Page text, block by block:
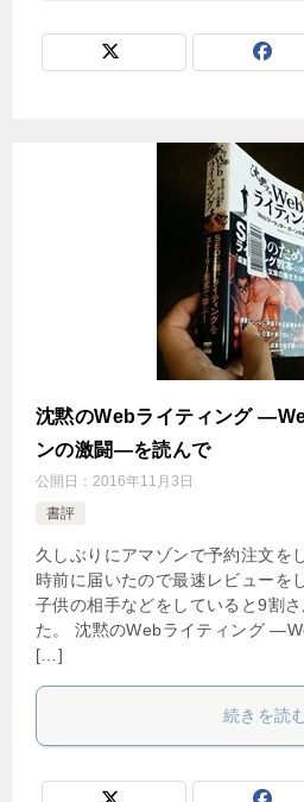
沈黙のWebライティング
ンの激闘—を読んで
公開日： 2016年11月3日
書評
久しぶりにアマゾンで予約注文を
時前に届いたので最速レビューを
子供の相手などをしていると9割
た。 沈黙のWebライティング
[…]
続きを読